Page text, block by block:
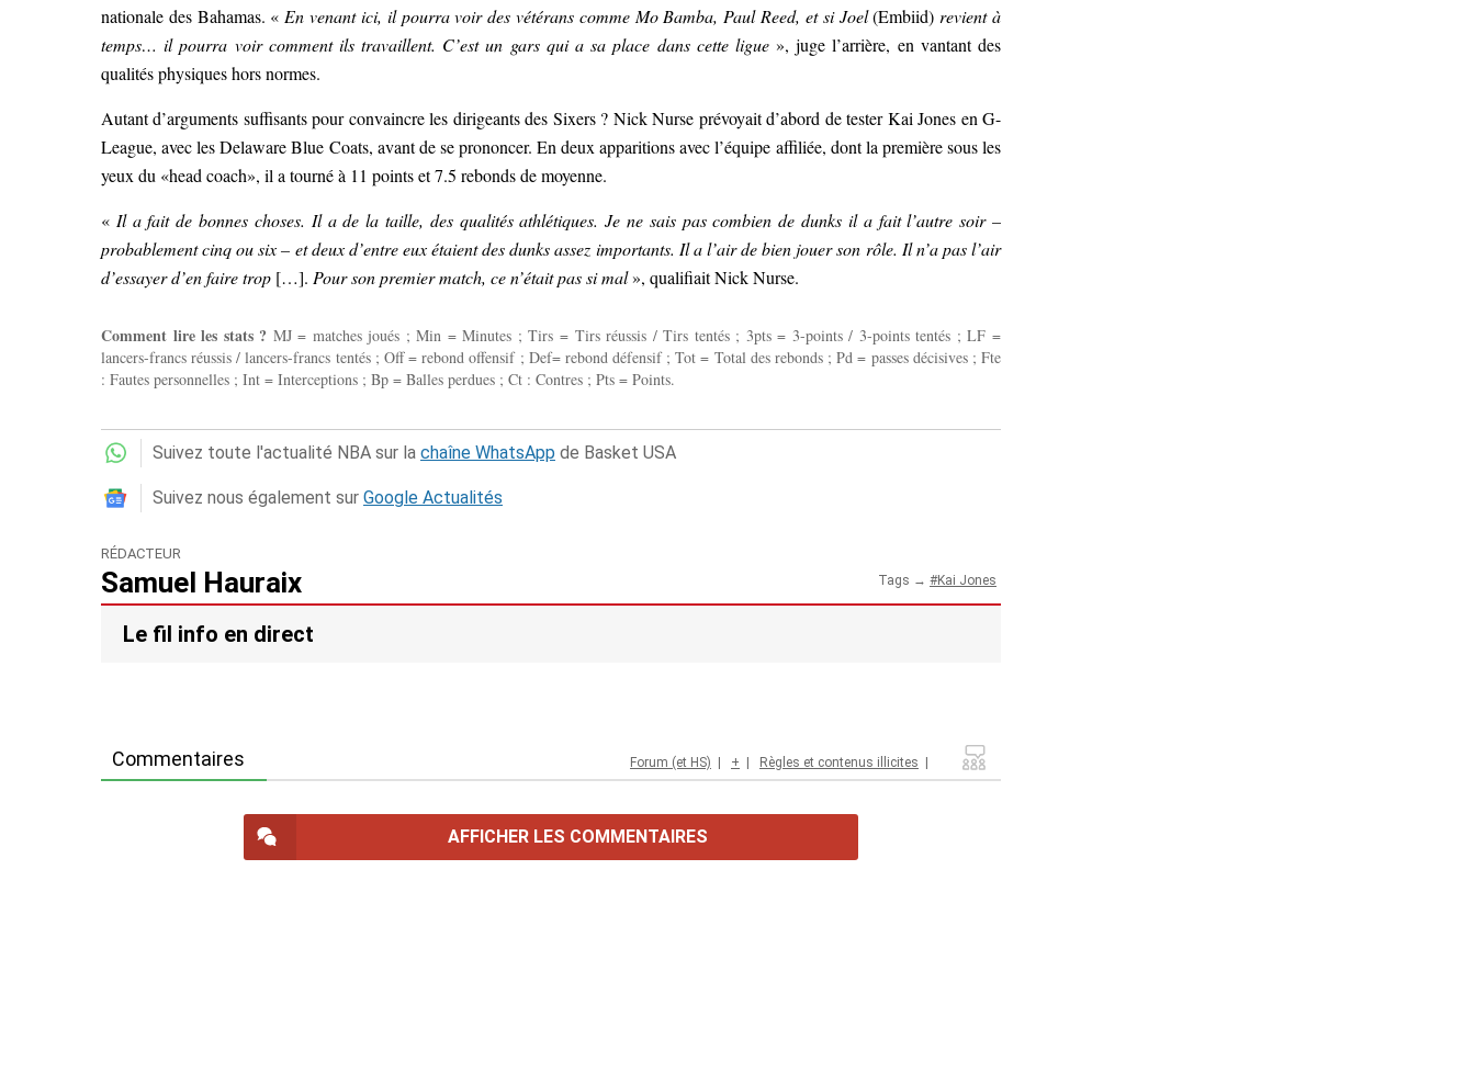
nationale des Bahamas. « En venant ici, il pourra voir des vétérans comme Mo Bamba, Paul Reed, et si Joel(Embiid) revient à
temps… il pourra voir comment ils travaillent. C’est un gars qui a sa place dans cette ligue», juge l’arrière, en vantant des
qualités physiques hors normes.
Autant d’arguments suffisants pour convaincre les dirigeants des Sixers ? Nick Nurse prévoyait d’abord de tester Kai Jones en G-
League, avec les Delaware Blue Coats, avant de se prononcer. En deux apparitions avec l’équipe affiliée, dont la première sous les
yeux du «head coach», il a tourné à 11 points et 7.5 rebonds de moyenne.
« Il a fait de bonnes choses. Il a de la taille, des qualités athlétiques. Je ne sais pas combien de dunks il a fait l’autre soir –
probablement cinq ou six – et deux d’entre eux étaient des dunks assez importants. Il a l’air de bien jouer son rôle. Il n’a pas l’air
d’essayer d’en faire trop […]. Pour son premier match, ce n’était pas si mal», qualifiait Nick Nurse.
Comment lire les stats ? MJ = matches joués ; Min = Minutes ; Tirs = Tirs réussis / Tirs tentés ; 3pts = 3-points / 3-points tentés ; LF =
lancers-francs réussis / lancers-francs tentés ; Off = rebond offensif ; Def= rebond défensif ; Tot = Total des rebonds ; Pd = passes décisives ; Fte
: Fautes personnelles ; Int = Interceptions ; Bp = Balles perdues ; Ct : Contres ; Pts = Points.
Suivez toute l'actualité NBA sur la chaîne WhatsApp de Basket USA
Suivez nous également sur Google Actualités
RÉDACTEUR
Samuel Hauraix Tags → Kai Jones
Le fil info en direct
Commentaires Forum (et HS) | + | Règles et contenus illicites |
AFFICHER LES COMMENTAIRES